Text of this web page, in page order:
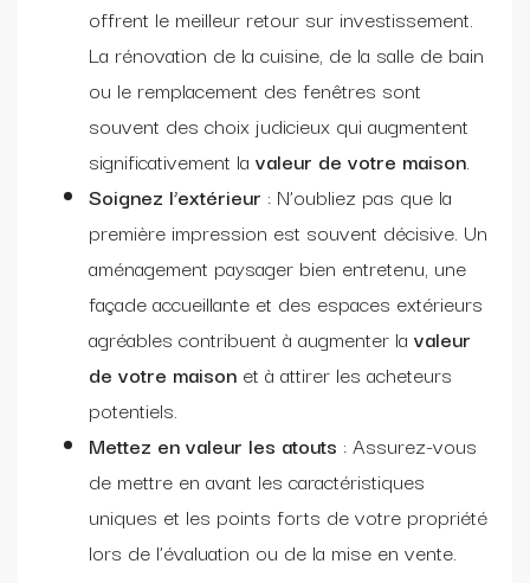
offrent le meilleur retour sur investissement.
La rénovation de la cuisine, de la salle de bain
ou le remplacement des fenêtres sont
souvent des choix judicieux qui augmentent
significativement la valeur de votre maison.
Soignez l’extérieur : N’oubliez pas que la
première impression est souvent décisive. Un
aménagement paysager bien entretenu, une
façade accueillante et des espaces extérieurs
agréables contribuent à augmenter la valeur
de votre maison et à attirer les acheteurs
potentiels.
Mettez en valeur les atouts : Assurez-vous
de mettre en avant les caractéristiques
uniques et les points forts de votre propriété
lors de l’évaluation ou de la mise en vente.